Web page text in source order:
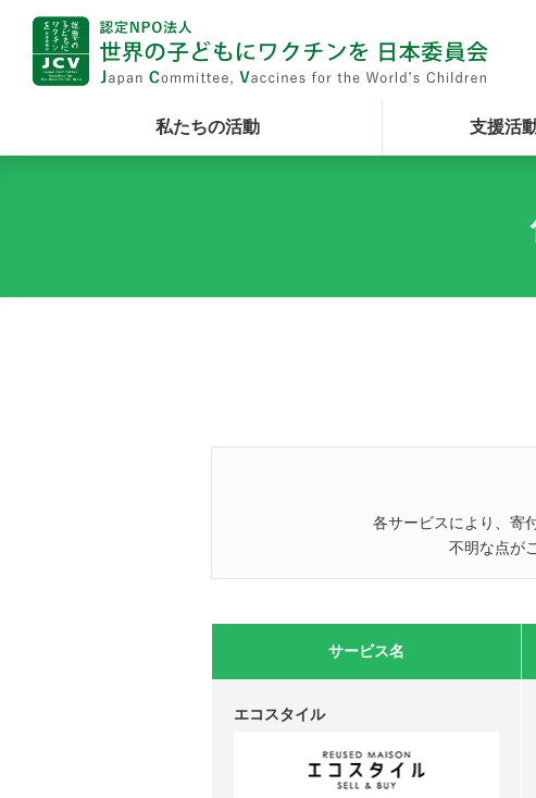
私たちの活動 支援活
各サービスにより、寄
不明な点が
サービス名
エコスタイル